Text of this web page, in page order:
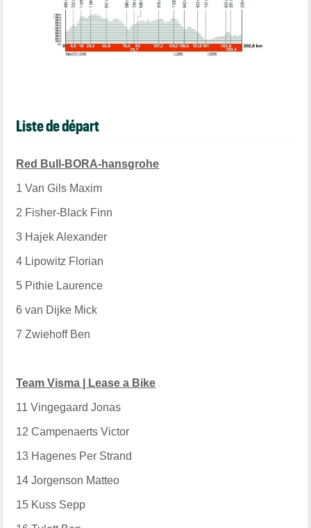
Liste de départ
Red Bull-BORA-hansgrohe
1 Van Gils Maxim
2 Fisher-Black Finn
3 Hajek Alexander
4 Lipowitz Florian
5 Pithie Laurence
6 van Dijke Mick
7 Zwiehoff Ben
Team Visma | Lease a Bike
11 Vingegaard Jonas
12 Campenaerts Victor
13 Hagenes Per Strand
14 Jorgenson Matteo
15 Kuss Sepp